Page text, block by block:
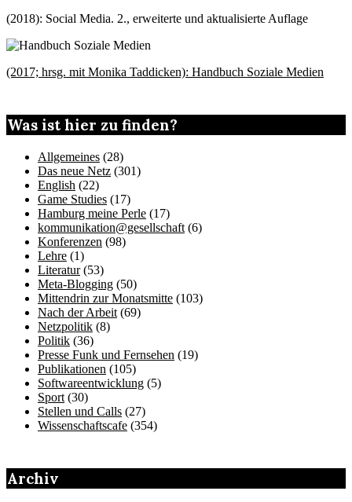
(2018): Social Media. 2., erweiterte und aktualisierte Auflage
(2017; hrsg. mit Monika Taddicken): Handbuch Soziale Medien
Was ist hier zu finden?
Allgemeines (28)
Das neue Netz (301)
English (22)
Game Studies (17)
Hamburg meine Perle (17)
kommunikation@gesellschaft (6)
Konferenzen (98)
Lehre (1)
Literatur(53)
Meta-Blogging (50)
Mittendrin zur Monatsmitte (103)
Nach der Arbeit (69)
Netzpolitik (8)
Politik (36)
Presse Funk und Fernsehen (19)
Publikationen (105)
Softwareentwicklung (5)
Sport (30)
Stellen und Calls (27)
Wissenschaftscafe (354)
Archiv